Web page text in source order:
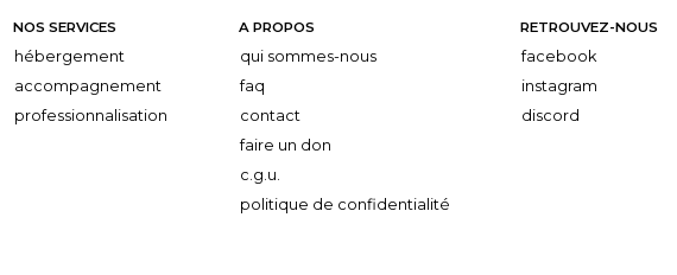
NOS SERVICES
hébergement
accompagnement
professionnalisation
A PROPOS
qui sommes-nous
faq
contact
faire un don
c.g.u.
politique de confidentialité
RETROUVEZ-NOUS
facebook
instagram
discord